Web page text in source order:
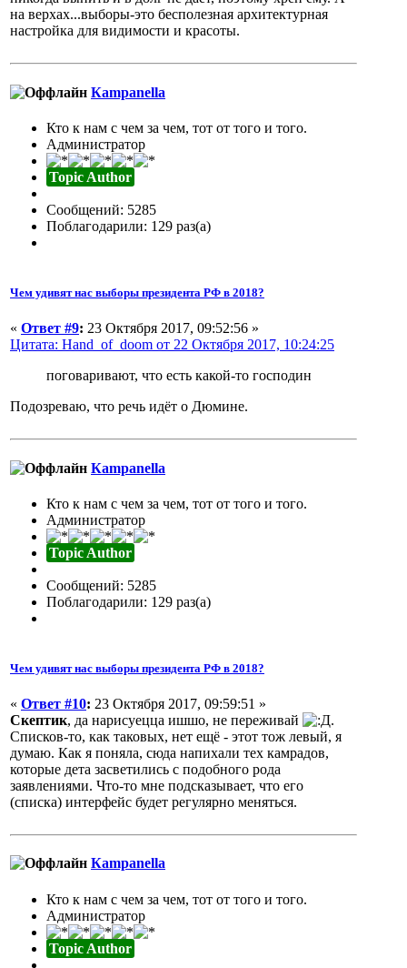
на верхах...выборы-это бесполезная архитектурная
настройка для видимости и красоты.
Кampanella
Кто к нам с чем за чем, тот от того и того.
Администратор
Topic Author
Сообщений: 5285
Поблагодарили: 129 раз(а)
Чем удивят нас выборы президента РФ в 2018?
« Ответ #9: 23 Октября 2017, 09:52:56 »
Цитата: Hand_of_doom от 22 Октября 2017, 10:24:25
поговаривают, что есть какой-то господин
Подозреваю, что речь идёт о Дюмине.
Кampanella
Кто к нам с чем за чем, тот от того и того.
Администратор
Topic Author
Сообщений: 5285
Поблагодарили: 129 раз(а)
Чем удивят нас выборы президента РФ в 2018?
« Ответ #10: 23 Октября 2017, 09:59:51 »
Скептик, да нарисуецца ишшо, не переживай
.
Списков-то, как таковых, нет ещё - этот тож левый, я
думаю. Как я поняла, сюда напихали тех камрадов,
которые дета засветились с подобного рода
заявлениями. Что-то мне подсказывает, что его
(списка) интерфейс будет регулярно меняться.
Кampanella
Кто к нам с чем за чем, тот от того и того.
Администратор
Topic Author